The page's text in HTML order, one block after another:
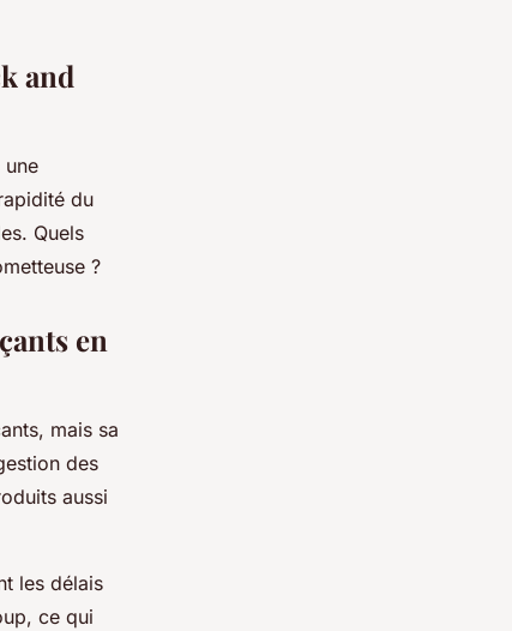
and
une
du
Quels
?
en
mais sa
des
aussi
les délais
ce qui